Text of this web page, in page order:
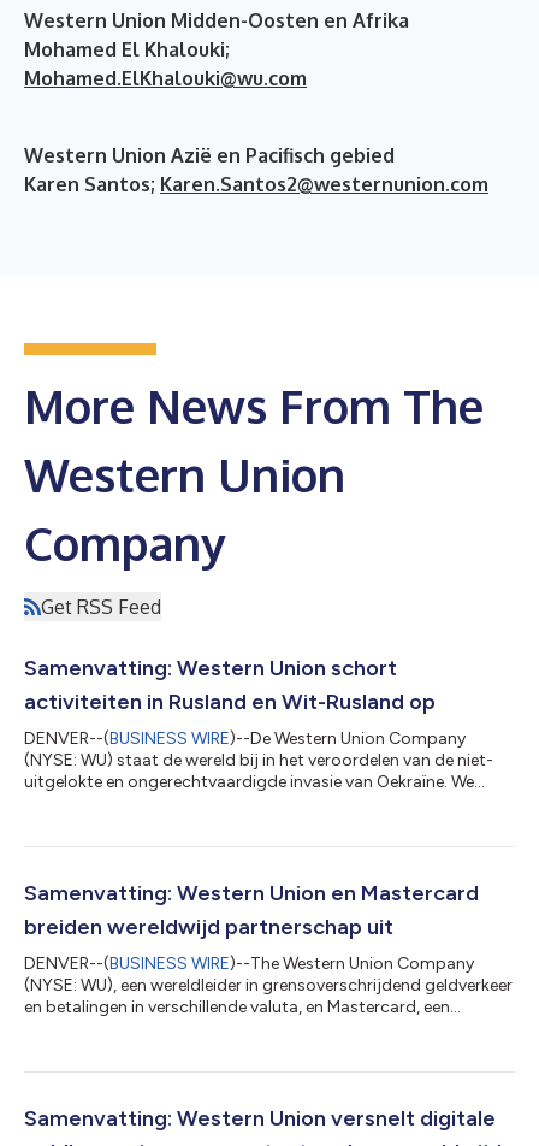
Western Union Midden-Oosten en Afrika
Mohamed El Khalouki;
Mohamed.ElKhalouki@wu.com
Western Union Azië en Pacifisch gebied
Karen Santos; Karen.Santos2@westernunion.com
More News From The
Western Union
Company
Get RSS Feed
Samenvatting: Western Union schort
activiteiten in Rusland en Wit-Rusland op
DENVER--(BUSINESS WIRE)--De Western Union Company
(NYSE: WU) staat de wereld bij in het veroordelen van de niet-
uitgelokte en ongerechtvaardigde invasie van Oekraïne. We
mensen in Oekraïne en naar onze collega’s, klanten, agenten en
teams gewerkt om onze Oekraïense klanten, inclusief de
miljoenen die gedwongen zijn...
Samenvatting: Western Union en Mastercard
breiden wereldwijd partnerschap uit
DENVER--(BUSINESS WIRE)--The Western Union Company
(NYSE: WU), een wereldleider in grensoverschrijdend geldverkeer
en betalingen in verschillende valuta, en Mastercard, een
partnerschap breidt de integratie van Mastercard Send in het
de levering van Mastercard’s Cross-Border Services via Western
Union Business Solut...
Samenvatting: Western Union versnelt digitale